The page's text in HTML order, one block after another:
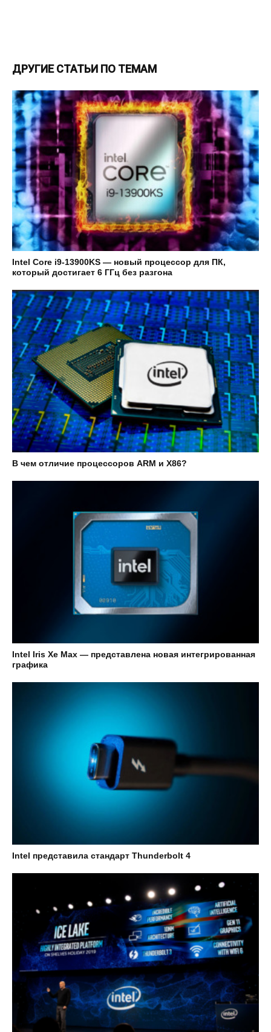
ДРУГИЕ СТАТЬИ ПО ТЕМАМ
Intel Core i9-13900KS — новый процессор для ПК,
который достигает 6 ГГц без разгона
В чем отличие процессоров ARM и X86?
Intel Iris Xe Max — представлена новая интегрированная
графика
Intel представила стандарт Thunderbolt 4